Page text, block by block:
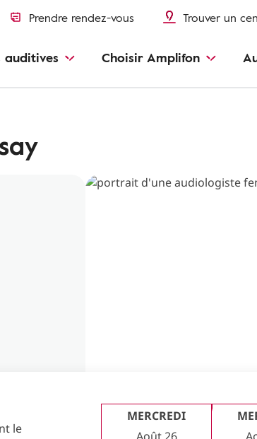
Prendre rendez-vous Trouver un
auditives Choisir Amplifon
le
MERCREDI
Août 26